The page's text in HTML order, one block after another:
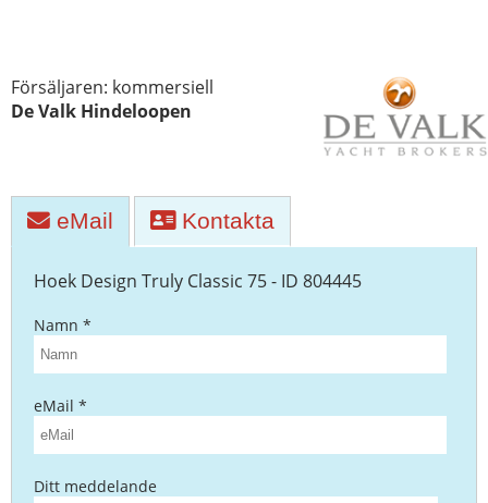
Försäljaren: kommersiell
De Valk Hindeloopen
eMail Kontakta
Hoek Design Truly Classic 75 - ID 804445
Namn *
eMail *
Ditt meddelande